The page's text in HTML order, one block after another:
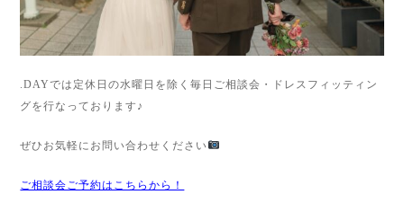
.DAYでは定休日の水曜日を除く毎日ご相談会・ドレスフィッティン
グを行なっております♪
ぜひお気軽にお問い合わせください
ご相談会ご予約はこちらから！